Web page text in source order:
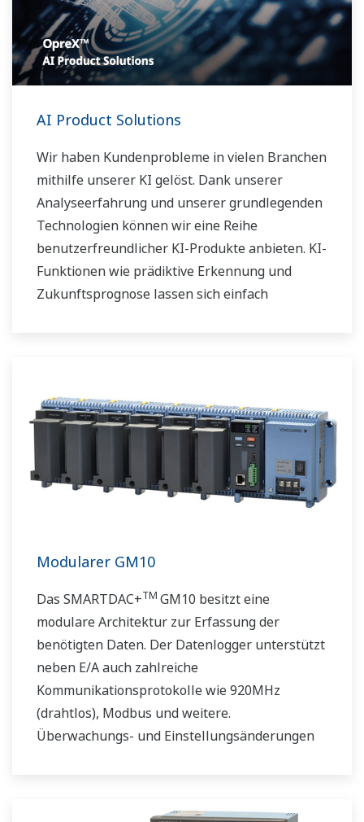
AI Product Solutions
Wir haben Kundenprobleme in vielen Branchen
mithilfe unserer KI gelöst. Dank unserer
Analyseerfahrung und unserer grundlegenden
Technologien können wir eine Reihe
benutzerfreundlicher KI-Produkte anbieten. KI-
Funktionen wie prädiktive Erkennung und
Zukunftsprognose lassen sich einfach
Modularer GM10
Das SMARTDAC+TM GM10 besitzt eine
modulare Architektur zur Erfassung der
benötigten Daten. Der Datenlogger unterstützt
neben E/A auch zahlreiche
Kommunikationsprotokolle wie 920MHz
(drahtlos), Modbus und weitere.
Überwachungs- und Einstellungsänderungen